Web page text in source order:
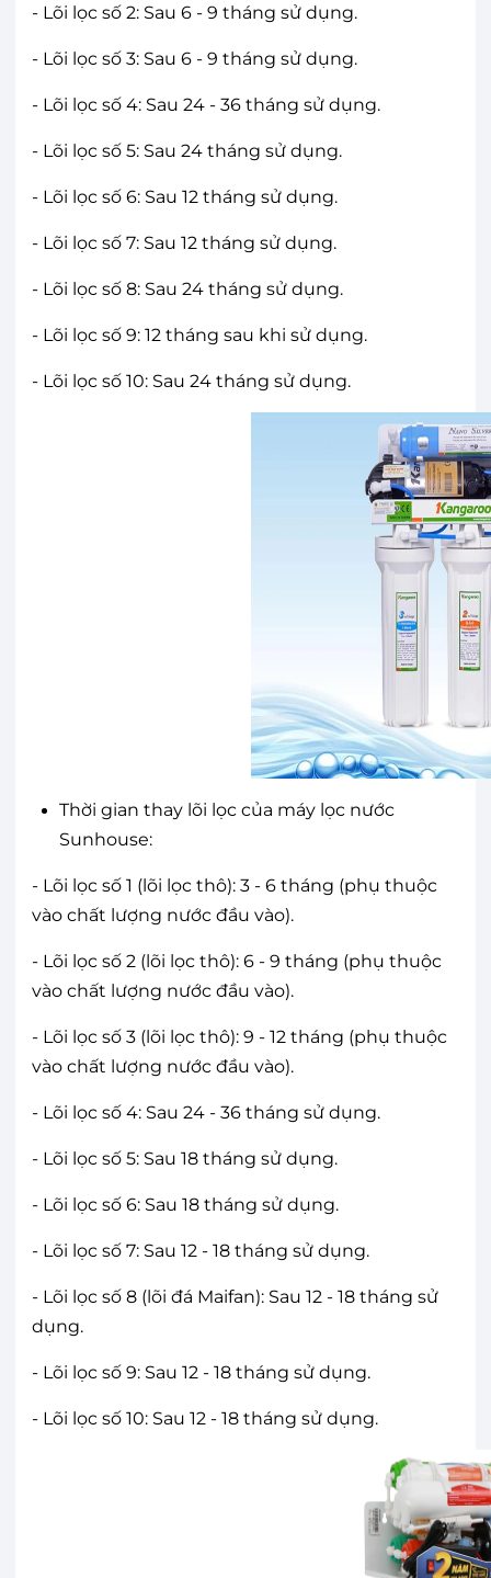
- Lõi lọc số 2: Sau 6 - 9 tháng sử dụng.
- Lõi lọc số 3: Sau 6 - 9 tháng sử dụng.
- Lõi lọc số 4: Sau 24 - 36 tháng sử dụng.
- Lõi lọc số 5: Sau 24 tháng sử dụng.
- Lõi lọc số 6: Sau 12 tháng sử dụng.
- Lõi lọc số 7: Sau 12 tháng sử dụng.
- Lõi lọc số 8: Sau 24 tháng sử dụng.
- Lõi lọc số 9: 12 tháng sau khi sử dụng.
- Lõi lọc số 10: Sau 24 tháng sử dụng.
Thời gian thay lõi lọc của máy lọc nước
Sunhouse:
- Lõi lọc số 1 (lõi lọc thô): 3 - 6 tháng (phụ thuộc
vào chất lượng nước đầu vào).
- Lõi lọc số 2 (lõi lọc thô): 6 - 9 tháng (phụ thuộc
vào chất lượng nước đầu vào).
- Lõi lọc số 3 (lõi lọc thô): 9 - 12 tháng (phụ thuộc
vào chất lượng nước đầu vào).
- Lõi lọc số 4: Sau 24 - 36 tháng sử dụng.
- Lõi lọc số 5: Sau 18 tháng sử dụng.
- Lõi lọc số 6: Sau 18 tháng sử dụng.
- Lõi lọc số 7: Sau 12 - 18 tháng sử dụng.
- Lõi lọc số 8 (lõi đá Maifan): Sau 12 - 18 tháng sử
dụng.
- Lõi lọc số 9: Sau 12 - 18 tháng sử dụng.
- Lõi lọc số 10: Sau 12 - 18 tháng sử dụng.